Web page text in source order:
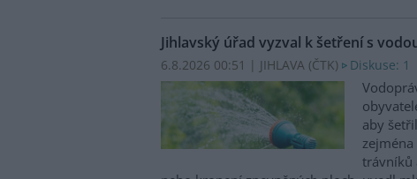
Jihlavský úřad vyzval k šetření s
6.8.2026 00:51 | JIHLAVA (ČTK) Diskuse: 1
aby
trávníků